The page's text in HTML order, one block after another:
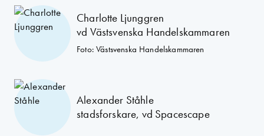
Charlotte Ljunggren
vd Västsvenska Handelskammaren
Foto: Västsvenska Handelskammaren
Alexander Ståhle
stadsforskare, vd Spacescape